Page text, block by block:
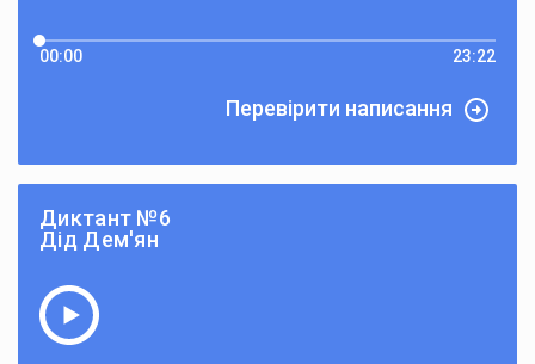
00:00 23:22
Перевірити написання
Диктант №6
Дід Дем'ян